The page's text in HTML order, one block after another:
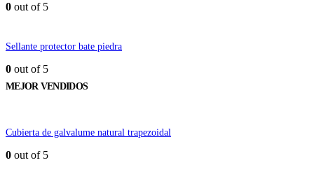
0 out of 5
Sellante protector bate piedra
0 out of 5
MEJOR VENDIDOS
Cubierta de galvalume natural trapezoidal
0 out of 5